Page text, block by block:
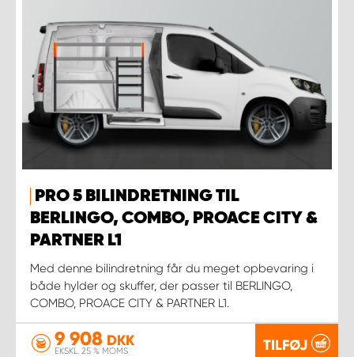
PRO 5 BILINDRETNING TIL
BERLINGO, COMBO, PROACE CITY &
PARTNER L1
Med denne bilindretning får du meget opbevaring i
både hylder og skuffer, der passer til BERLINGO,
COMBO, PROACE CITY & PARTNER L1.
9 908 DKK
EKSKL. 25 % MOMS TILFØJ